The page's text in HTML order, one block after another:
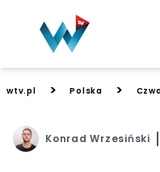
wtv.pl > Polska >
Konrad Wrzesiński